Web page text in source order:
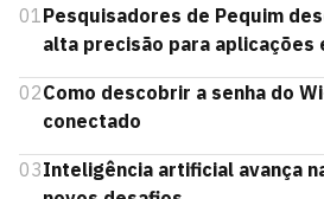
01Pesquisadores de Pequim
alta precisão para aplicações
02Como descobrir a senha do
conectado
03Inteligência artificial avança